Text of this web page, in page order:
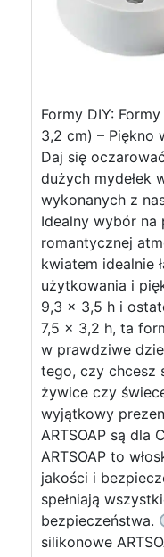
Formy DIY:
3,2 cm) – Piękno
Daj się
dużych mydełek
wykonanych z
Idealny wybór na
romantycznej
kwiatem idealnie
użytkowania i
9,3 x 3,5 h i
7,5 x 3,2 h, ta
w prawdziwe
tego, czy chcesz
żywice czy
wyjątkowy
ARTSOAP są dla
ARTSOAP to
jakości i
spełniają
bezpieczeństwa.
silikonowe